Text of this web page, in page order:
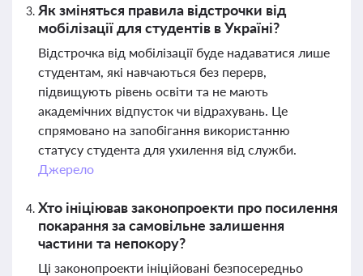
Як зміняться правила відстрочки від
мобілізації для студентів в Україні?
Відстрочка від мобілізації буде надаватися лише
студентам, які навчаються без перерв,
підвищують рівень освіти та не мають
академічних відпусток чи відрахувань. Це
спрямовано на запобігання використанню
статусу студента для ухилення від служби.
Джерело
Хто ініціював законопроекти про посилення
покарання за самовільне залишення
частини та непокору?
Ці законопроекти ініційовані безпосередньо